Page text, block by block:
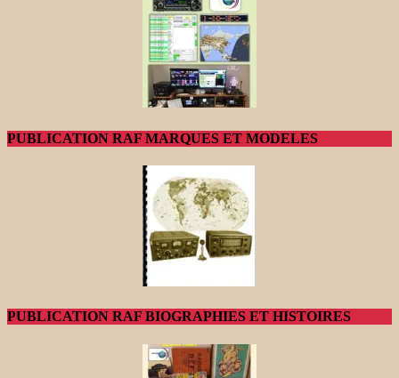
PUBLICATION RAF MARQUES ET MODELES
PUBLICATION RAF BIOGRAPHIES ET HISTOIRES